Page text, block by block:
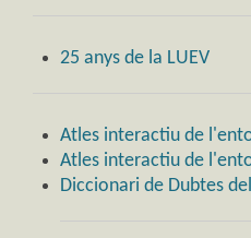
25 anys de la LUEV
Atles interactiu de
Atles interactiu de
Diccionari de Dubtes